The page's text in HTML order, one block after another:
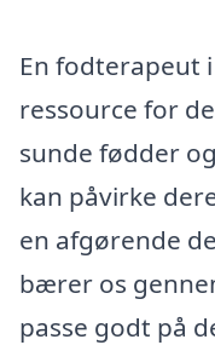
En fodterapeut
ressource for
sunde fødder
kan påvirke
en afgørende
bærer os
passe godt på